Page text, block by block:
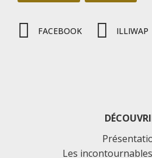
FACEBOOK ILLIWAP
Les